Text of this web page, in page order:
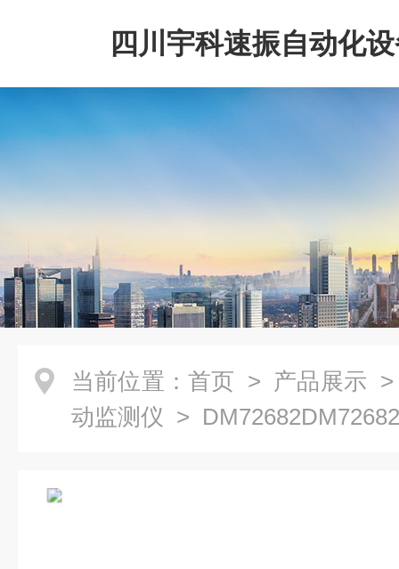
四川宇科速振自动化
公司
当前位置： 首页 > 产品展示
动监测仪 >